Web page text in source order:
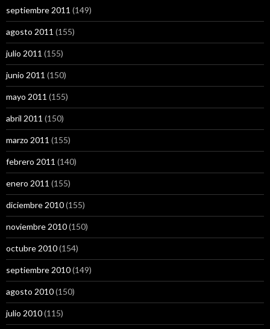
septiembre 2011 (149)
agosto 2011 (155)
julio 2011 (155)
junio 2011 (150)
mayo 2011 (155)
abril 2011 (150)
marzo 2011 (155)
febrero 2011 (140)
enero 2011 (155)
diciembre 2010(155)
noviembre 2010(150)
octubre 2010(154)
septiembre 2010(149)
agosto 2010(150)
julio 2010(115)